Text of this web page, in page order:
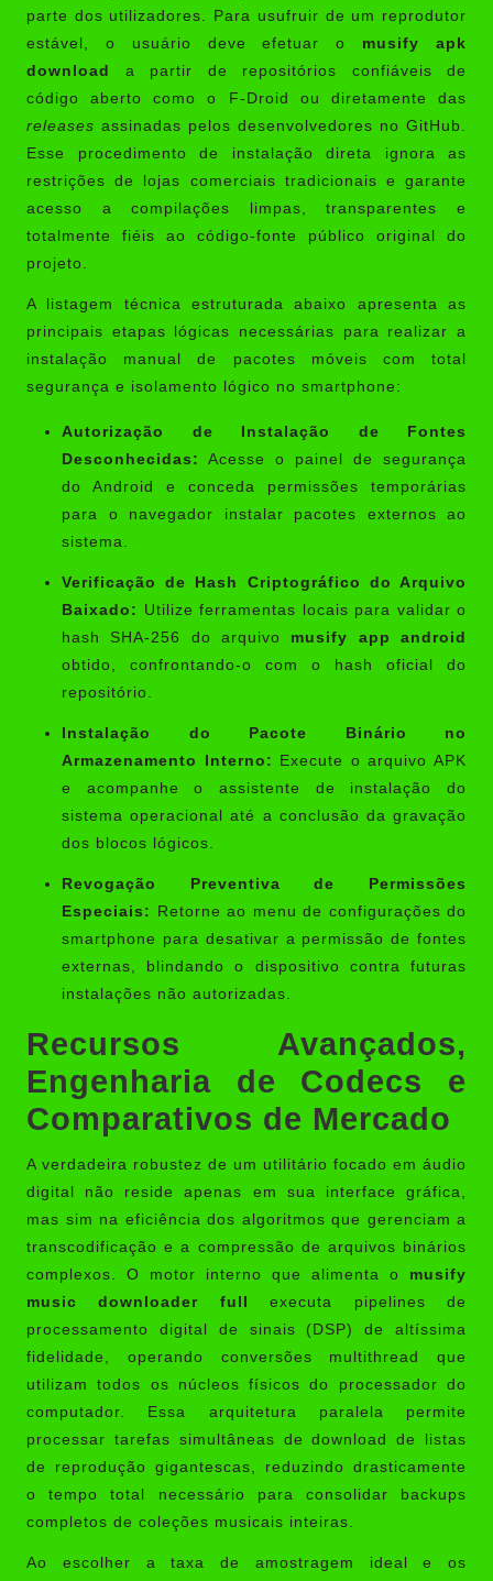
parte dos utilizadores. Para usufruir de um reprodutor
estável, o usuário deve efetuar o musify apk
download
a partir de repositórios confiáveis de
código aberto como o F-Droid ou diretamente das
releases assinadas pelos desenvolvedores no GitHub.
Esse procedimento de instalação direta ignora as
restrições de lojas comerciais tradicionais e garante
acesso a compilações limpas, transparentes e
totalmente fiéis ao código-fonte público original do
projeto.
A listagem técnica estruturada abaixo apresenta as
principais etapas lógicas necessárias para realizar a
instalação manual de pacotes móveis com total
segurança e isolamento lógico no smartphone:
Autorização de Instalação de Fontes
Desconhecidas:
Acesse o painel de segurança
do Android e conceda permissões temporárias
para o navegador instalar pacotes externos ao
sistema.
Verificação de Hash Criptográfico do Arquivo
Baixado: Utilize ferramentas locais para validar o
hash SHA-256 do arquivo musify app android
obtido, confrontando-o com o hash oficial do
repositório.
Instalação do Pacote Binário no
Armazenamento Interno:
Execute o arquivo APK
e acompanhe o assistente de instalação do
sistema operacional até a conclusão da gravação
dos blocos lógicos.
Revogação Preventiva de Permissões
Especiais:
Retorne ao menu de configurações do
smartphone para desativar a permissão de fontes
externas, blindando o dispositivo contra futuras
instalações não autorizadas.
Recursos Avançados,
Engenharia de Codecs e
Comparativos de Mercado
A verdadeira robustez de um utilitário focado em áudio
digital não reside apenas em sua interface gráfica,
mas sim na eficiência dos algoritmos que gerenciam a
transcodificação e a compressão de arquivos binários
complexos. O motor interno que alimenta o musify
music downloader full
executa pipelines de
processamento digital de sinais (DSP) de altíssima
fidelidade, operando conversões multithread que
utilizam todos os núcleos físicos do processador do
computador. Essa arquitetura paralela permite
processar tarefas simultâneas de download de listas
de reprodução gigantescas, reduzindo drasticamente
o tempo total necessário para consolidar backups
completos de coleções musicais inteiras.
Ao escolher a taxa de amostragem ideal e os